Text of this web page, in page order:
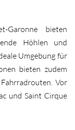
Garonne bieten
Höhlen und
Umgebung für
bieten zudem
Vor
und Saint Cirque